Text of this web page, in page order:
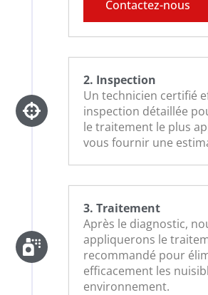
Contactez-nous
2. Inspection
Un technicien certifié
inspection détaillée
le traitement le plus
vous fournir une
3. Traitement
Après le diagnostic,
appliquerons le
recommandé pour
efficacement les
environnement.